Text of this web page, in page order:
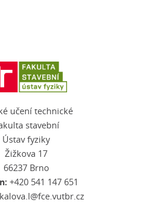
učení technické
stavební
Ústav fyziky
Žižkova 17
66237 Brno
+420 541 147 651
kalova.l@fce.vutbr.cz